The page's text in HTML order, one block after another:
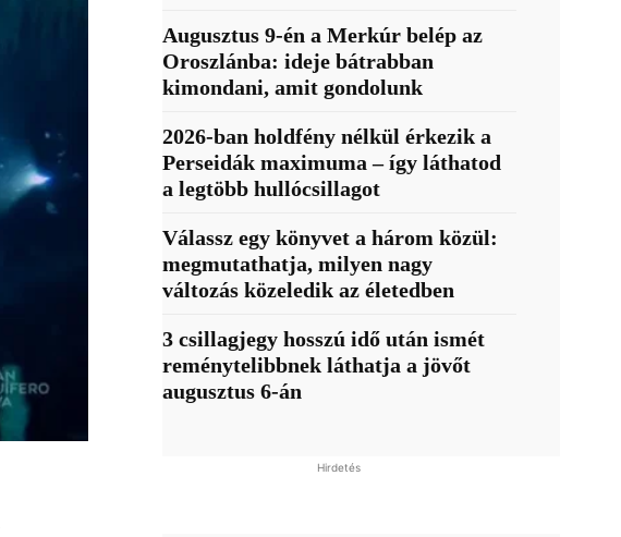
Augusztus 9-én a Merkúr belép az
Oroszlánba: ideje bátrabban
kimondani, amit gondolunk
2026-ban holdfény nélkül érkezik a
Perseidák maximuma – így láthatod
a legtöbb hullócsillagot
Válassz egy könyvet a három közül:
megmutathatja, milyen nagy
változás közeledik az életedben
3 csillagjegy hosszú idő után ismét
reménytelibbnek láthatja a jövőt
augusztus 6-án
Hirdetés